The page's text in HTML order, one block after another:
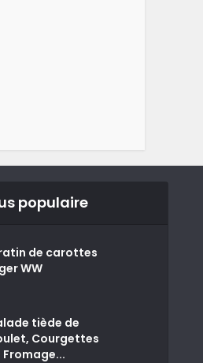
populaire
de carottes
WW
tiède de
Courgettes